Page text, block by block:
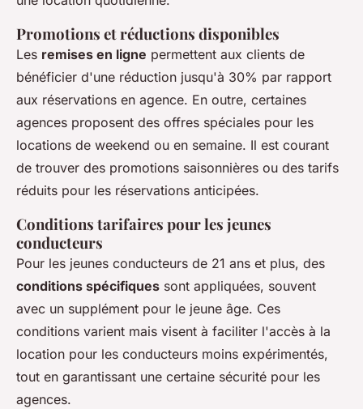
Promotions et réductions disponibles
Les remises en ligne permettent aux clients de
bénéficier d'une réduction jusqu'à 30% par rapport
aux réservations en agence. En outre, certaines
agences proposent des offres spéciales pour les
locations de weekend ou en semaine. Il est courant
de trouver des promotions saisonnières ou des tarifs
réduits pour les réservations anticipées.
Conditions tarifaires pour les jeunes
conducteurs
Pour les jeunes conducteurs de 21 ans et plus, des
conditions spécifiques sont appliquées, souvent
avec un supplément pour le jeune âge. Ces
conditions varient mais visent à faciliter l'accès à la
location pour les conducteurs moins expérimentés,
tout en garantissant une certaine sécurité pour les
agences.